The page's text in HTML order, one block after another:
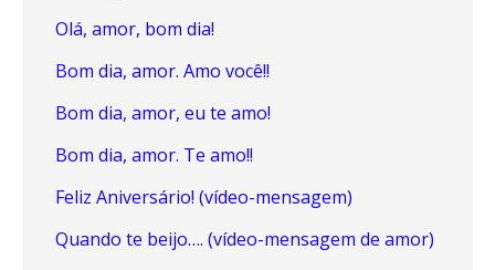
Olá, amor, bom dia!
Bom dia, amor. Amo você!!
Bom dia, amor, eu te amo!
Bom dia, amor. Te amo!!
Feliz Aniversário! (vídeo-mensagem)
Quando te beijo…. (vídeo-mensagem de amor)